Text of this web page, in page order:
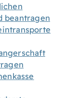
beantragen